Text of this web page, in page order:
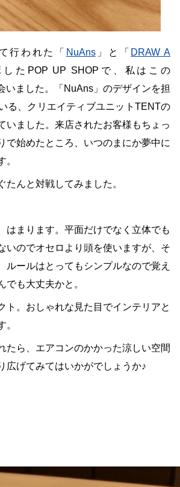
行われた「 NuAns」と「 DRAW A
したPOP UP SHOPで、私はこの
いました。「NuAns」のデザインを担
る、クリエイティブユニットTENTの
いました。来店されたお客様もちょっ
で始めたところ、いつのまにか夢中に
。
たんと対戦してみました。
はまります。平面だけでなく立体でも
いのでオセロより頭を使いますが、そ
ルールはとってもシンプルなので覚え
でも大丈夫かと。
ト。おしゃれな見た目でインテリアと
。
たら、エアコンのかかった涼しい空間
広げてみてはいかがでしょうか♪